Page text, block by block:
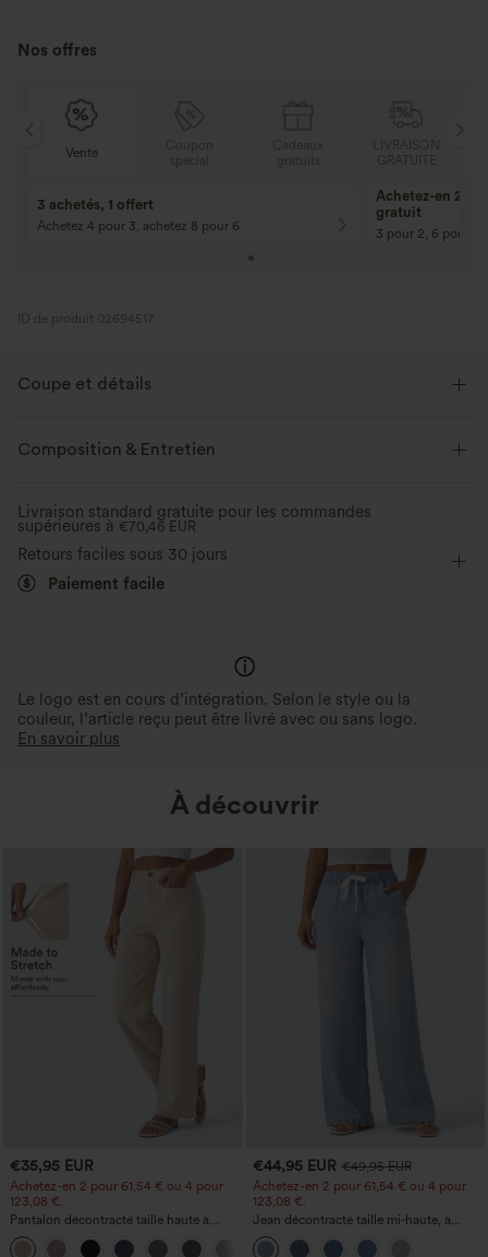
Nos offres
Vente
3 achetés, 1 offert
Achetez 4 pour 3, achetez 8 pour 6
Achetez-en 2,
gratuit
3 pour 2, 6 pour 4,
ID de produit 02694517
Coupe et détails
Taille croisée Poche arrière à la ceinture
Taille haute Jambe large
Composition & Entretien
Livraison standard gratuite pour les commandes
supérieures à €70,46 EUR
Retours faciles sous 30 jours
Paiement facile
Le logo est en cours d’intégration. Selon le style ou la
couleur, l’article reçu peut être livré avec ou sans logo.
En savoir plus
À découvrir
€35,95 EUR
Achetez-en 2 pour 61,54 € ou 4 pour
123,08 €.
Pantalon décontracté taille haute à
jambe droite, effet lin, avec poches
+5
€44,95 EUR €49,95 EUR
Achetez-en 2 pour 61,54 € ou 4 pour
123,08 €.
Jean décontracté taille mi‑haute, à
cordon de serrage, avec poches